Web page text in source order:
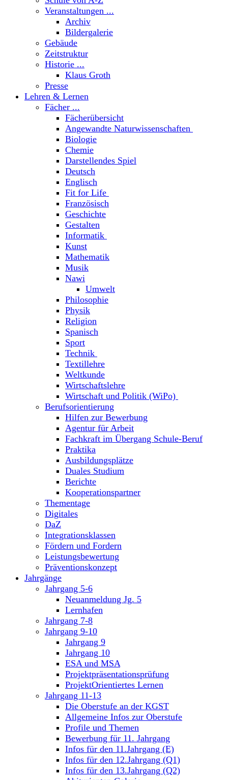
Veranstaltungen ...
Archiv
Bildergalerie
Gebäude
Zeitstruktur
Historie ...
Klaus Groth
Presse
Lehren & Lernen
Fächer ...
Fächerübersicht
Angewandte Naturwissenschaften
Biologie
Chemie
Darstellendes Spiel
Deutsch
Englisch
Fit for Life
Französisch
Geschichte
Gestalten
Informatik
Kunst
Mathematik
Musik
Nawi
Umwelt
Philosophie
Physik
Religion
Spanisch
Sport
Technik
Textillehre
Weltkunde
Wirtschaftslehre
Wirtschaft und Politik (WiPo)
Berufsorientierung
Hilfen zur Bewerbung
Agentur für Arbeit
Fachkraft im Übergang Schule-Beruf
Praktika
Ausbildungsplätze
Duales Studium
Berichte
Kooperationspartner
Thementage
Digitales
DaZ
Integrationsklassen
Fördern und Fordern
Leistungsbewertung
Präventionskonzept
Jahrgänge
Jahrgang 5-6
Neuanmeldung Jg. 5
Lernhafen
Jahrgang 7-8
Jahrgang 9-10
Jahrgang 9
Jahrgang 10
ESA und MSA
Projektpräsentationsprüfung
ProjektOrientiertes Lernen
Jahrgang 11-13
Die Oberstufe an der KGST
Allgemeine Infos zur Oberstufe
Profile und Themen
Bewerbung für 11. Jahrgang
Infos für den 11.Jahrgang (E)
Infos für den 12.Jahrgang (Q1)
Infos für den 13.Jahrgang (Q2)